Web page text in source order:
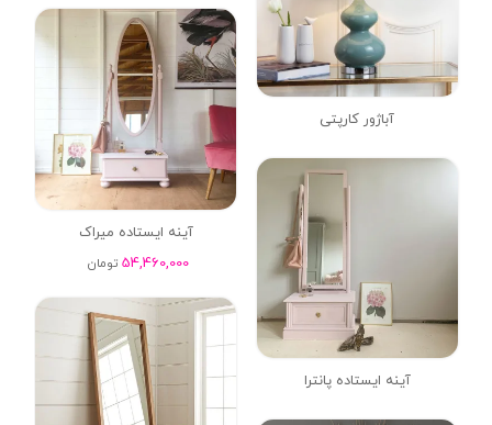
آباژور کارپتی
آینه ایستاده میراک
54,460,000 تومان
آینه ایستاده پانترا